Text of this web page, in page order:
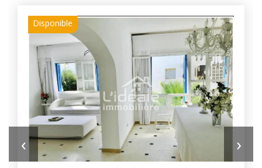
Disponible
‹ ›